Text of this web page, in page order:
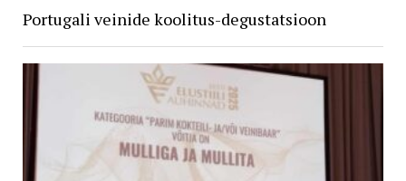
Portugali veinide koolitus-degustatsioon